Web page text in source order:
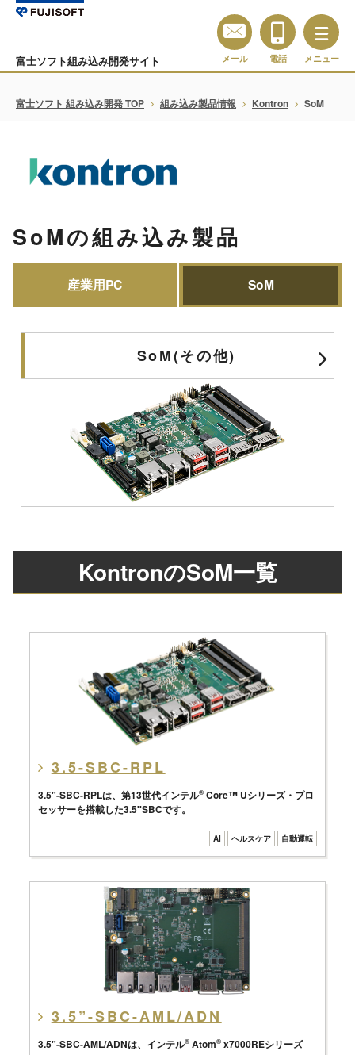
富士ソフト組み込み開発サイト メール 電話 メニュー
富士ソフト 組み込み開発 TOP 組み込み製品情報 Kontron SoM
SoMの組み込み製品
産業用PC SoM
SoM(その他)
KontronのSoM一覧
3.5-SBC-RPL
3.5"-SBC-RPLは、第13世代インテル®Core™ Uシリーズ・プロ
セッサーを搭載した3.5''SBCです。
AI ヘルスケア 自動運転
3.5”-SBC-AML/ADN
3.5"-SBC-AML/ADNは、インテル®Atom®x7000REシリーズ